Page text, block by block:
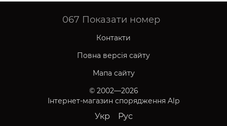
067 Показати номер
Контакти
Повна версія сайту
Мапа сайту
© 2002—2026
Інтернет-магазин спорядження Alp
Укр Рус